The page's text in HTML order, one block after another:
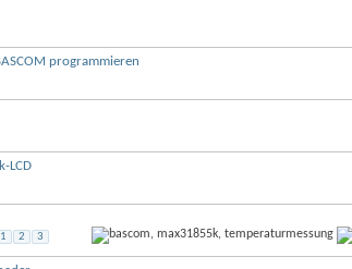
programmieren
LCD
1 2 3